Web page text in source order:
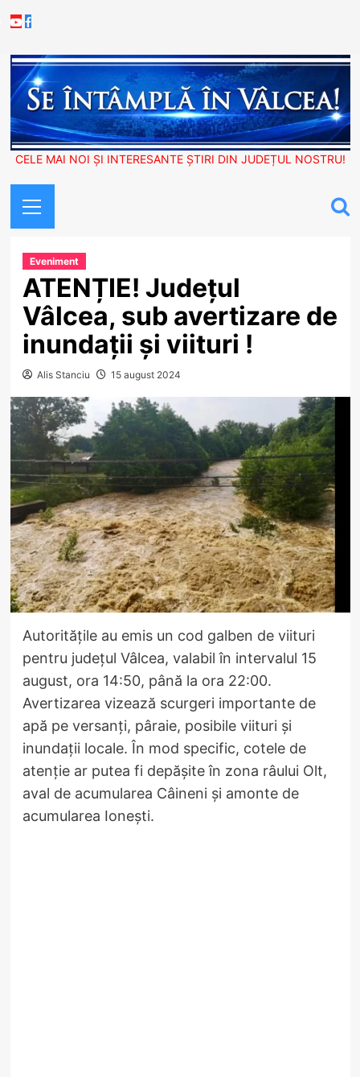
to
Youtube
Facebook
CELE MAI NOI ȘI INTERESANTE ȘTIRI DIN JUDEȚUL NOSTRU!
Menu
Eveniment
ATENȚIE! Județul
Vâlcea, sub avertizare de
inundații și viituri !
Alis Stanciu 15 august 2024
Autoritățile au emis un cod galben de viituri
pentru județul Vâlcea, valabil în intervalul 15
august, ora 14:50, până la ora 22:00.
Avertizarea vizează scurgeri importante de
apă pe versanți, pâraie, posibile viituri și
inundații locale. În mod specific, cotele de
atenție ar putea fi depășite în zona râului Olt,
aval de acumularea Câineni și amonte de
acumularea Ionești.